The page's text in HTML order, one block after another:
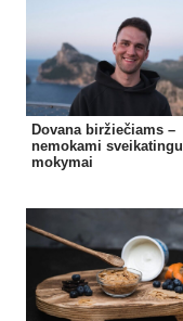
Dovana biržiečiams –
nemokami
mokymai